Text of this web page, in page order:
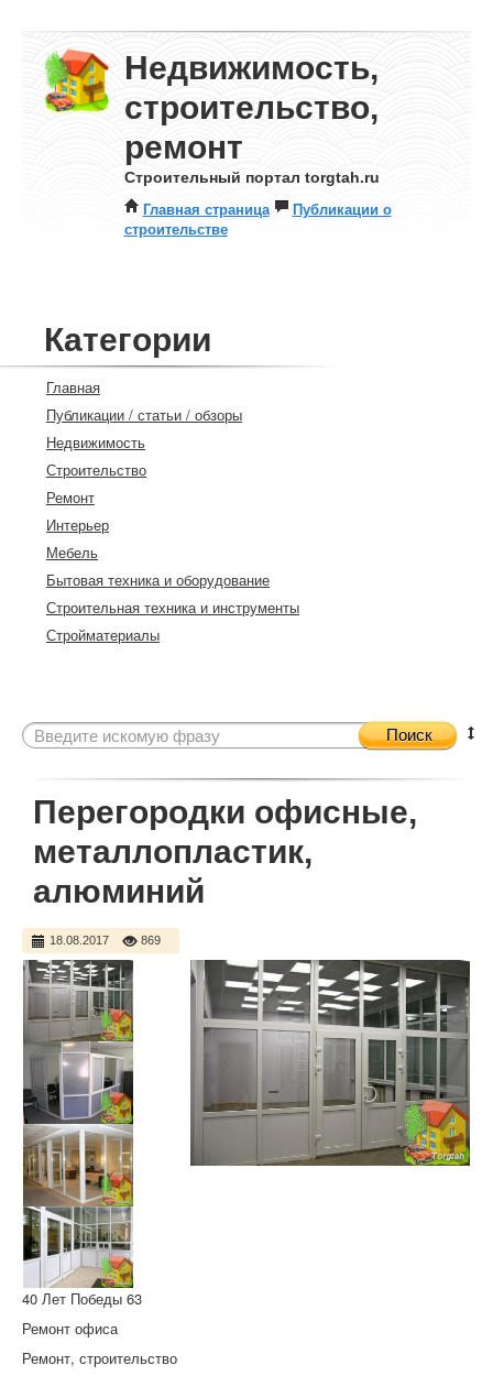
Недвижимость,
строительство,
ремонт
Строительный портал torgtah.ru
Главная страница
Публикации о
строительстве
Категории
Главная
Публикации / статьи / обзоры
Недвижимость
Строительство
Ремонт
Интерьер
Мебель
Бытовая техника и оборудование
Строительная техника и инструменты
Стройматериалы
Поиск
Перегородки офисные,
металлопластик,
алюминий
18.08.2017 869
40 Лет Победы 63
Ремонт офиса
Ремонт, строительство